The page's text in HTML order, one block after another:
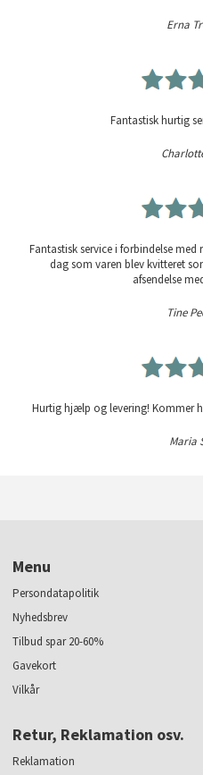
Erna
Fantastisk hurtig
Fantastisk service i forbindelse
dag som varen blev kvitteret
afsendelse
Tine
Hurtig hjælp og levering! Kommer
Maria
Menu
Persondatapolitik
Nyhedsbrev
Tilbud spar 20-60%
Gavekort
Vilkår
Retur, Reklamation osv.
Reklamation